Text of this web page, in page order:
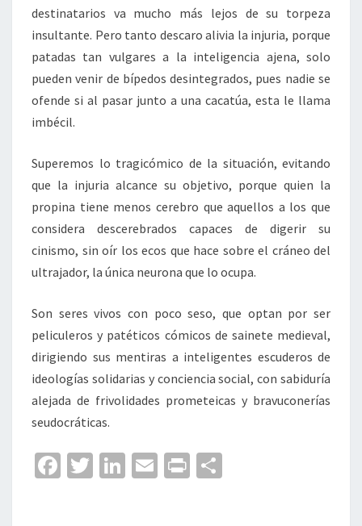
destinatarios va mucho más lejos de su torpeza
insultante. Pero tanto descaro alivia la injuria, porque
patadas tan vulgares a la inteligencia ajena, solo
pueden venir de bípedos desintegrados, pues nadie se
ofende si al pasar junto a una cacatúa, esta le llama
imbécil.
Superemos lo tragicómico de la situación, evitando
que la injuria alcance su objetivo, porque quien la
propina tiene menos cerebro que aquellos a los que
considera descerebrados capaces de digerir su
cinismo, sin oír los ecos que hace sobre el cráneo del
ultrajador, la única neurona que lo ocupa.
Son seres vivos con poco seso, que optan por ser
peliculeros y patéticos cómicos de sainete medieval,
dirigiendo sus mentiras a inteligentes escuderos de
ideologías solidarias y conciencia social, con sabiduría
alejada de frivolidades prometeicas y bravuconerías
seudocráticas.
Fa T
Li
E
Pr